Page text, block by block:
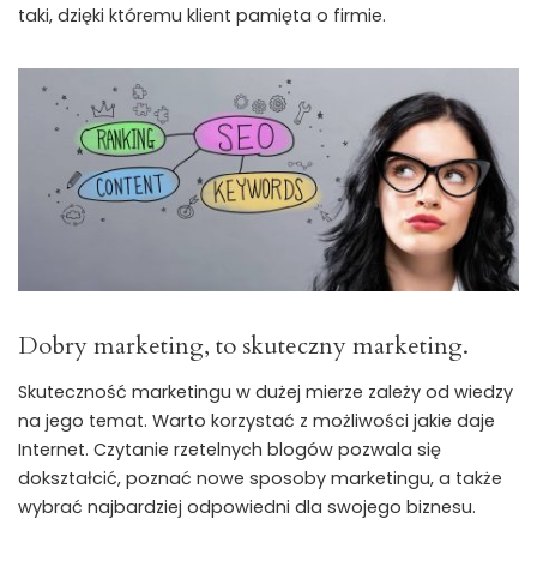
taki, dzięki któremu klient pamięta o firmie.
Dobry marketing, to skuteczny marketing.
Skuteczność marketingu w dużej mierze zależy od wiedzy
na jego temat. Warto korzystać z możliwości jakie daje
Internet. Czytanie rzetelnych blogów pozwala się
dokształcić, poznać nowe sposoby marketingu, a także
wybrać najbardziej odpowiedni dla swojego biznesu.